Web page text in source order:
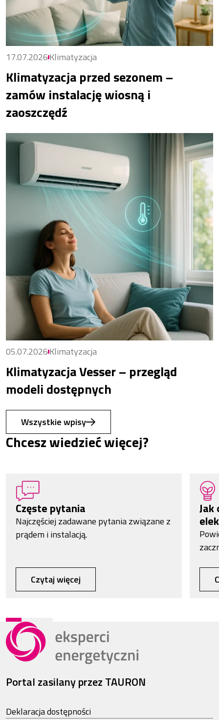
17.07.2026Klimatyzacja
Klimatyzacja przed sezonem –
zamów instalację wiosną i
zaoszczędź
05.07.2026Klimatyzacja
Klimatyzacja Vesser – przegląd
modeli dostępnych
Wszystkie wpisy
Chcesz wiedzieć więcej?
Częste pytania
Najczęściej zadawane pytania związane z
prądem i instalacją.
Czytaj więcej
Jak
Portal zasilany przez TAURON
Deklaracja dostępności